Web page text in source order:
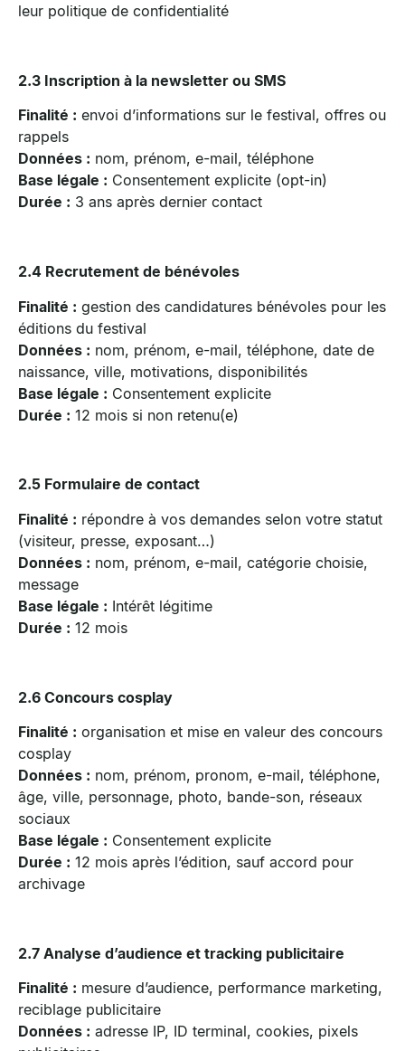
leur politique de confidentialité
2.3 Inscription à la newsletter ou SMS
Finalité : envoi d’informations sur le festival, offres ou
rappels
Données : nom, prénom, e-mail, téléphone
Base légale : Consentement explicite (opt-in)
Durée : 3 ans après dernier contact
2.4 Recrutement de bénévoles
Finalité : gestion des candidatures bénévoles pour les
éditions du festival
Données : nom, prénom, e-mail, téléphone, date de
naissance, ville, motivations, disponibilités
Base légale : Consentement explicite
Durée : 12 mois si non retenu(e)
2.5 Formulaire de contact
Finalité : répondre à vos demandes selon votre statut
(visiteur, presse, exposant…)
Données : nom, prénom, e-mail, catégorie choisie,
message
Base légale : Intérêt légitime
Durée : 12 mois
2.6 Concours cosplay
Finalité : organisation et mise en valeur des concours
cosplay
Données : nom, prénom, pronom, e-mail, téléphone,
âge, ville, personnage, photo, bande-son, réseaux
sociaux
Base légale : Consentement explicite
Durée : 12 mois après l’édition, sauf accord pour
archivage
2.7 Analyse d’audience et tracking publicitaire
Finalité : mesure d’audience, performance marketing,
reciblage publicitaire
Données : adresse IP, ID terminal, cookies, pixels